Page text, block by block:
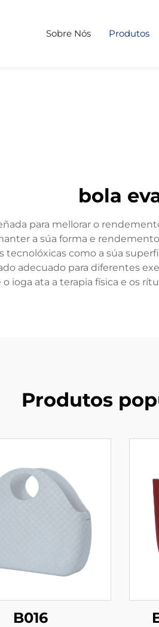
Sobre Nós Produtos
bola
para mellorar o
a súa forma e
tecnolóxicas como a súa
adecuado para diferentes
ioga ata a terapia física e os
Produtos
B016